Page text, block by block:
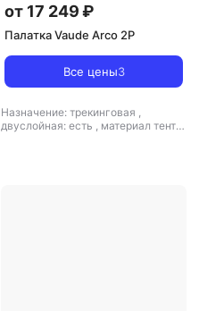
от 17 249 ₽
Палатка Vaude Arco 2P
Все цены3
Назначение: трекинговая ,
двуслойная: есть , материал тента: